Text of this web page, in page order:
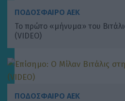
ΠΟΔΟΣΦΑΙΡΟ ΑΕΚ
Το πρώτο «μήνυμα» του
(VIDEO)
ΠΟΔΟΣΦΑΙΡΟ ΑΕΚ